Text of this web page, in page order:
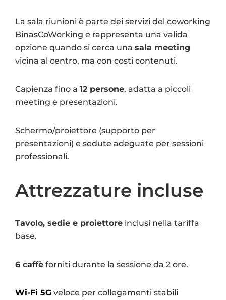
La sala riunioni è parte dei servizi del coworking
BinasCoWorking e rappresenta una valida
opzione quando si cerca una sala meeting
vicina al centro, ma con costi contenuti.
Capienza fino a 12 persone, adatta a piccoli
meeting e presentazioni.
Schermo/proiettore (supporto per
presentazioni) e sedute adeguate per sessioni
professionali.
Attrezzature incluse
Tavolo, sedie e proiettore inclusi nella tariffa
base.
6 caffè forniti durante la sessione da 2 ore.
Wi-Fi 5G veloce per collegamenti stabili